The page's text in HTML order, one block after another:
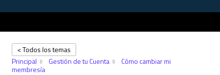
< Todos los temas
Principal
Gestión de tu Cuenta Cómo cambiar mi
membresía